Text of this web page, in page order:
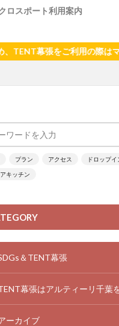
ロスポート利用案内
張をご利用の際はマスクの
プラン アクセス ドロップイ
キッチン
＆TENT幕張
幕張はアルティーリ千葉
ーカイブ